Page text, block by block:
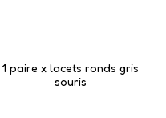
1 paire x lacets ronds gris
souris